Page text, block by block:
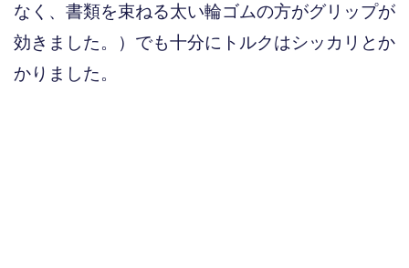
なく、書類を束ねる太い輪ゴムの方がグリップが
効きました。）でも十分にトルクはシッカリとか
かりました。